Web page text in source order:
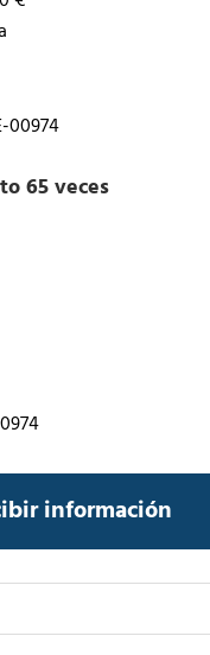
00974
65 veces
información